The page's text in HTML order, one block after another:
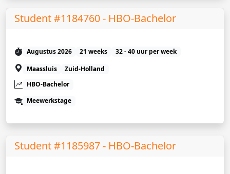
Student #1184760 - HBO-Bachelor
Augustus 2026 21 weeks
32 - 40 uur per week
Maassluis
Zuid-Holland
HBO-Bachelor
Meewerkstage
Student #1185987 - HBO-Bachelor